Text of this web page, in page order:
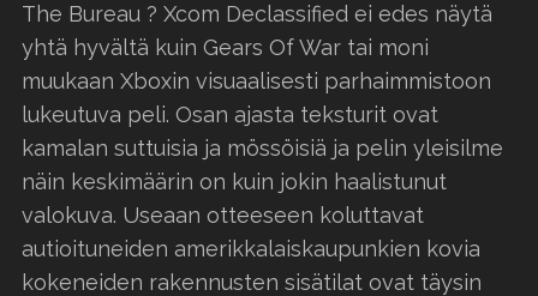
The Bureau ? Xcom Declassified ei edes näytä
yhtä hyvältä kuin Gears Of War tai moni
muukaan Xboxin visuaalisesti parhaimmistoon
lukeutuva peli. Osan ajasta teksturit ovat
kamalan suttuisia ja mössöisiä ja pelin yleisilme
näin keskimäärin on kuin jokin haalistunut
valokuva. Useaan otteeseen koluttavat
autioituneiden amerikkalaiskaupunkien kovia
kokeneiden rakennusten sisätilat ovat täysin